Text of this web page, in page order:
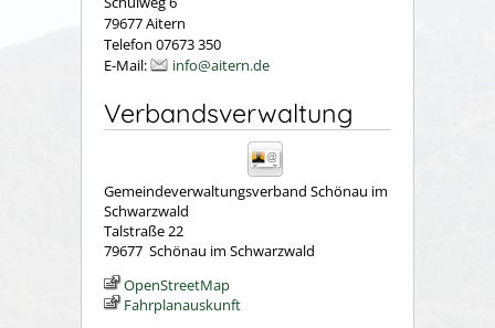
79677 Aitern
Telefon 07673 350
E-Mail:
info@aitern.de
Verbandsverwaltung
Gemeindeverwaltungsverband Schönau im
Schwarzwald
Talstraße 22
79677 Schönau im Schwarzwald
OpenStreetMap
Fahrplanauskunft